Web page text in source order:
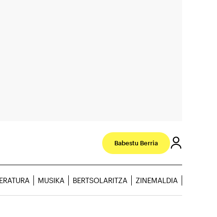
Babestu Berria
MUSIKA BERTSOLARITZA ZINEMALDIA